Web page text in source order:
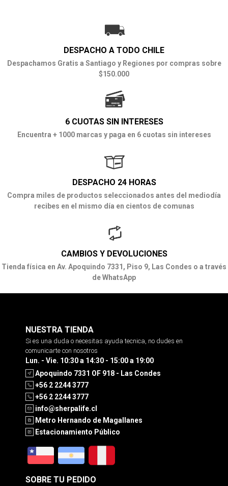
DESPACHO A TODO CHILE
Despachamos Gratis a Santiago y Regiones por compras sobre
$150.000
6 CUOTAS SIN INTERESES
Encuentra + 1000 marcas y paga en 6 cuotas sin intereses
DESPACHO 24 HORAS
Compra miles de productos seleccionados antes del mediodía
recibes en el mismo día en cientos de comunas
CAMBIOS Y DEVOLUCIONES
Tienda física en Av. Apoquindo 7331, Piso 9, Las Condes o a través
de WhatsApp
NUESTRA TIENDA
Si es una duda o necesitas ayuda tecnica, no dudes en
comunicarte con nosotros
Lun. - Vie. 10:30 a 14:30 - 15:00 a 19:00
Apoquindo 7331 OF 918 - Las Condes
+56 2 2244 3777
+56 2 2244 3777
info@sherpalife.cl
Metro Hernando de Magallanes
Estacionamiento Público
SOBRE TU PEDIDO